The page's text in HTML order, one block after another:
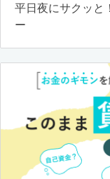
平日夜にサクッと
ー